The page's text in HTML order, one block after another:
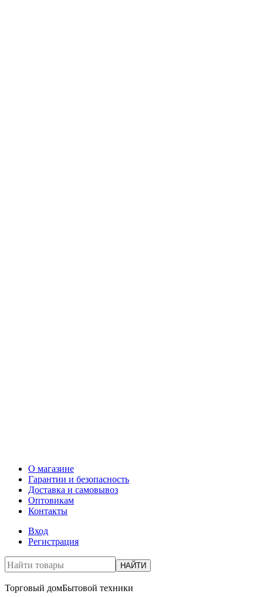
О магазине
Гарантии и безопасность
Доставка и самовывоз
Оптовикам
Контакты
Вход
Регистрация
НАЙТИ
Торговый домБытовой техники